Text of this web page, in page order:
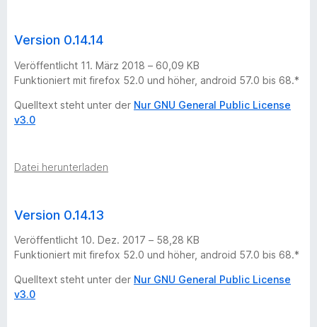
Version 0.14.14
Veröffentlicht 11. März 2018 – 60,09 KB
Funktioniert mit firefox 52.0 und höher, android 57.0 bis 68.*
Quelltext steht unter der Nur GNU General Public License
v3.0
Datei herunterladen
Version 0.14.13
Veröffentlicht 10. Dez. 2017 – 58,28 KB
Funktioniert mit firefox 52.0 und höher, android 57.0 bis 68.*
Quelltext steht unter der Nur GNU General Public License
v3.0